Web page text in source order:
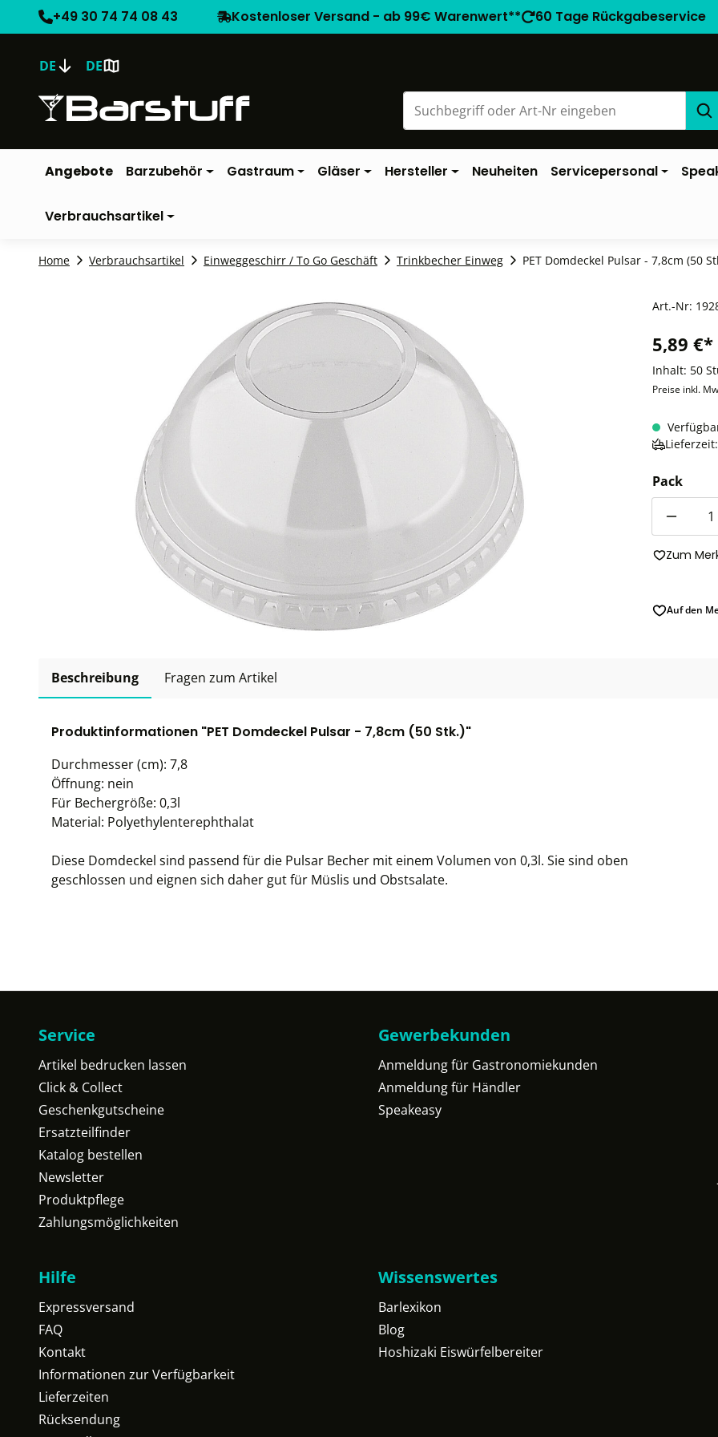
+49 30 74 74 08 43 Kostenloser Versand - ab 99€ Warenwert** 60 Tage Rückgabeservice
DE DE
Angebote Barzubehör Gastraum Gläser Hersteller Neuheiten Servicepersonal
Verbrauchsartikel
Home Verbrauchsartikel Einweggeschirr / To Go Geschäft Trinkbecher Einweg PET Domdeckel Pulsar - 7,8cm (50
Art.-Nr:
5,89 €*
Inhalt: 50
Preise inkl.
Pack
Zum
Auf den
Beschreibung Fragen zum Artikel
Produktinformationen "PET Domdeckel Pulsar - 7,8cm (50 Stk.)"
Durchmesser (cm): 7,8
Öffnung: nein
Für Bechergröße: 0,3l
Material: Polyethylenterephthalat
Diese Domdeckel sind passend für die Pulsar Becher mit einem Volumen von 0,3l. Sie sind oben
geschlossen und eignen sich daher gut für Müslis und Obstsalate.
Service
Artikel bedrucken lassen
Click & Collect
Geschenkgutscheine
Ersatzteilfinder
Katalog bestellen
Newsletter
Produktpflege
Zahlungsmöglichkeiten
Gewerbekunden
Anmeldung für Gastronomiekunden
Anmeldung für Händler
Speakeasy
Hilfe
Expressversand
FAQ
Kontakt
Informationen zur Verfügbarkeit
Lieferzeiten
Rücksendung
Wissenswertes
Barlexikon
Blog
Hoshizaki Eiswürfelbereiter